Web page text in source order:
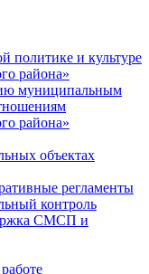
политике и культуре
района»
муниципальным
района»
объектах
регламенты
контроль
СМСП и